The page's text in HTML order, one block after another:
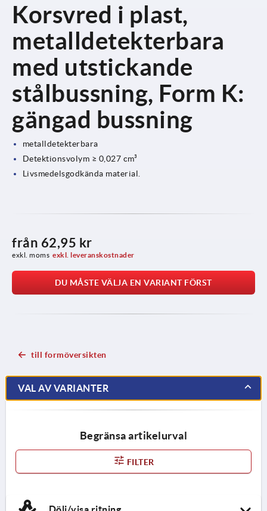
Korsvred i plast,
metalldetekterbara
med utstickande
stålbussning, Form K:
gängad bussning
metalldetekterbara
Detektionsvolym ≥ 0,027 cm³
Livsmedelsgodkända material.
från 62,95 kr
exkl. moms exkl. leveranskostnader
DU MÅSTE VÄLJA EN VARIANT FÖRST
till formöversikten
VAL AV VARIANTER
Begränsa artikelurval
FILTER
Dölj/visa ritning